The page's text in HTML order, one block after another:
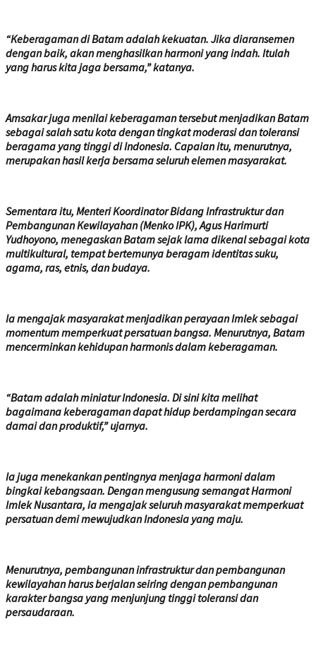
“Keberagaman di Batam adalah kekuatan. Jika diaransemen
dengan baik, akan menghasilkan harmoni yang indah. Itulah
yang harus kita jaga bersama,” katanya.
Amsakar juga menilai keberagaman tersebut menjadikan Batam
sebagai salah satu kota dengan tingkat moderasi dan toleransi
beragama yang tinggi di Indonesia. Capaian itu, menurutnya,
merupakan hasil kerja bersama seluruh elemen masyarakat.
Sementara itu, Menteri Koordinator Bidang Infrastruktur dan
Pembangunan Kewilayahan (Menko IPK), Agus Harimurti
Yudhoyono, menegaskan Batam sejak lama dikenal sebagai kota
multikultural, tempat bertemunya beragam identitas suku,
agama, ras, etnis, dan budaya.
Ia mengajak masyarakat menjadikan perayaan Imlek sebagai
momentum memperkuat persatuan bangsa. Menurutnya, Batam
mencerminkan kehidupan harmonis dalam keberagaman.
“Batam adalah miniatur Indonesia. Di sini kita melihat
bagaimana keberagaman dapat hidup berdampingan secara
damai dan produktif,” ujarnya.
Ia juga menekankan pentingnya menjaga harmoni dalam
bingkai kebangsaan. Dengan mengusung semangat Harmoni
Imlek Nusantara, ia mengajak seluruh masyarakat memperkuat
persatuan demi mewujudkan Indonesia yang maju.
Menurutnya, pembangunan infrastruktur dan pembangunan
kewilayahan harus berjalan seiring dengan pembangunan
karakter bangsa yang menjunjung tinggi toleransi dan
persaudaraan.